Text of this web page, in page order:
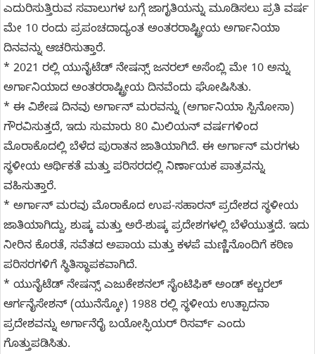
ಎದುರಿಸುತ್ತಿರುವ ಸವಾಲುಗಳ ಬಗ್ಗೆ ಜಾಗೃತಿಯನ್ನು ಮೂಡಿಸಲು ಪ್ರತಿ ವರ್ಷ
ಮೇ 10 ರಂದು ಪ್ರಪಂಚದಾದ್ಯಂತ ಅಂತರರಾಷ್ಟ್ರೀಯ ಅರ್ಗಾನಿಯಾ
ದಿನವನ್ನು ಆಚರಿಸುತ್ತಾರೆ.
* 2021 ರಲ್ಲಿ ಯುನೈಟೆಡ್ ನೇಷನ್ಸ್ ಜನರಲ್ ಅಸೆಂಬ್ಲಿ ಮೇ 10 ಅನ್ನು
ಅರ್ಗಾನಿಯಾದ ಅಂತರರಾಷ್ಟ್ರೀಯ ದಿನವೆಂದು ಘೋಷಿಸಿತು.
* ಈ ವಿಶೇಷ ದಿನವು ಅರ್ಗಾನ್ ಮರವನ್ನು (ಅರ್ಗಾನಿಯಾ ಸ್ಪಿನೋಸಾ)
ಗೌರವಿಸುತ್ತದೆ, ಇದು ಸುಮಾರು 80 ಮಿಲಿಯನ್ ವರ್ಷಗಳಿಂದ
ಮೊರಾಕೊದಲ್ಲಿ ಬೆಳೆದ ಪುರಾತನ ಜಾತಿಯಾಗಿದೆ. ಈ ಅರ್ಗಾನ್ ಮರಗಳು
ಸ್ಥಳೀಯ ಆರ್ಥಿಕತೆ ಮತ್ತು ಪರಿಸರದಲ್ಲಿ ನಿರ್ಣಾಯಕ ಪಾತ್ರವನ್ನು
ವಹಿಸುತ್ತಾರೆ.
* ಅರ್ಗಾನ್ ಮರವು ಮೊರಾಕೊದ ಉಪ-ಸಹಾರನ್ ಪ್ರದೇಶದ ಸ್ಥಳೀಯ
ಜಾತಿಯಾಗಿದ್ದು, ಶುಷ್ಕ ಮತ್ತು ಅರೆ-ಶುಷ್ಕ ಪ್ರದೇಶಗಳಲ್ಲಿ ಬೆಳೆಯುತ್ತದೆ. ಇದು
ನೀರಿನ ಕೊರತೆ, ಸವೆತದ ಅಪಾಯ ಮತ್ತು ಕಳಪೆ ಮಣ್ಣಿನೊಂದಿಗೆ ಕಠಿಣ
ಪರಿಸರಗಳಿಗೆ ಸ್ಥಿತಿಸ್ಥಾಪಕವಾಗಿದೆ.
* ಯುನೈಟೆಡ್ ನೇಷನ್ಸ್ ಎಜುಕೇಶನಲ್ ಸೈಂಟಿಫಿಕ್ ಅಂಡ್ ಕಲ್ಚರಲ್
ಆರ್ಗನೈಸೇಶನ್ (ಯುನೆಸ್ಕೋ) 1988 ರಲ್ಲಿ ಸ್ಥಳೀಯ ಉತ್ಪಾದನಾ
ಪ್ರದೇಶವನ್ನು ಅರ್ಗಾನೆರೈ ಬಯೋಸ್ಫಿಯರ್ ರಿಸರ್ವ್ ಎಂದು
ಗೊತ್ತುಪಡಿಸಿತು.